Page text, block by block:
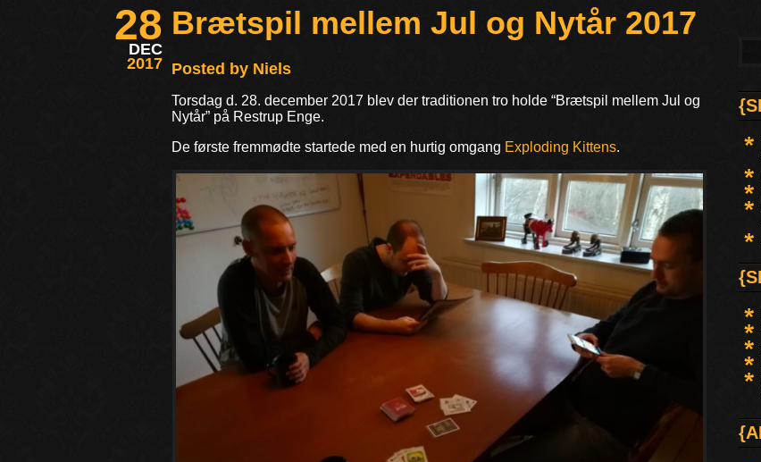
28
DEC
2017
Brætspil mellem Jul og Nytår 2017
Posted by Niels
Torsdag d. 28. december 2017 blev der traditionen tro holde “Brætspil mellem Jul og
Nytår” på Restrup Enge.
De første fremmødte startede med en hurtig omgang Exploding Kittens.